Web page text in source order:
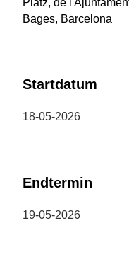
Platz, de
Bages, Barcelona
Startdatum
18-05-2026
Endtermin
19-05-2026